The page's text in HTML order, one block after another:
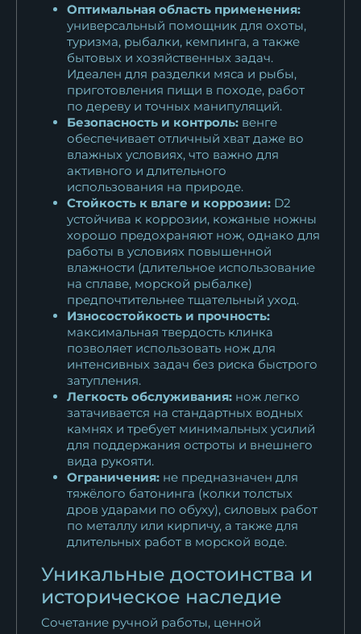
Оптимальная область применения:
универсальный помощник для охоты,
туризма, рыбалки, кемпинга, а также
бытовых и хозяйственных задач.
Идеален для разделки мяса и рыбы,
приготовления пищи в походе, работ
по дереву и точных манипуляций.
Безопасность и контроль: венге
обеспечивает отличный хват даже во
влажных условиях, что важно для
активного и длительного
использования на природе.
Стойкость к влаге и коррозии: D2
устойчива к коррозии, кожаные ножны
хорошо предохраняют нож, однако для
работы в условиях повышенной
влажности (длительное использование
на сплаве, морской рыбалке)
предпочтительнее тщательный уход.
Износостойкость и прочность:
максимальная твердость клинка
позволяет использовать нож для
интенсивных задач без риска быстрого
затупления.
Легкость обслуживания: нож легко
затачивается на стандартных водных
камнях и требует минимальных усилий
для поддержания остроты и внешнего
вида рукояти.
Ограничения: не предназначен для
тяжёлого батонинга (колки толстых
дров ударами по обуху), силовых работ
по металлу или кирпичу, а также для
длительных работ в морской воде.
Уникальные достоинства и
историческое наследие
Сочетание ручной работы, ценной